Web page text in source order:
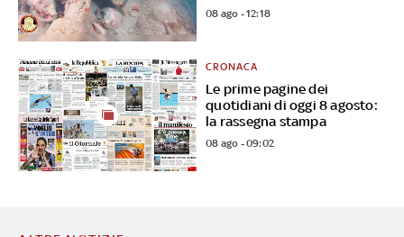
08 ago - 12:18
Le prime pagine dei
quotidiani di oggi 8 agosto:
la rassegna stampa
CRONACA
08 ago - 09:02